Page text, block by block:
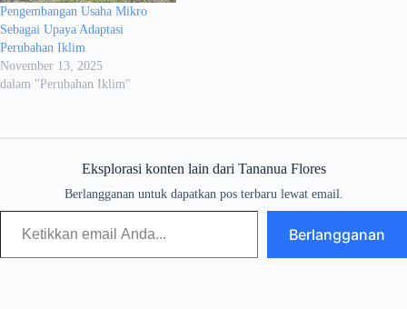
Pengembangan Usaha Mikro
Sebagai Upaya Adaptasi
Perubahan Iklim
November 13, 2025
dalam "Perubahan Iklim"
Eksplorasi konten lain dari Tananua Flores
Berlangganan untuk dapatkan pos terbaru lewat email.
Berlangganan